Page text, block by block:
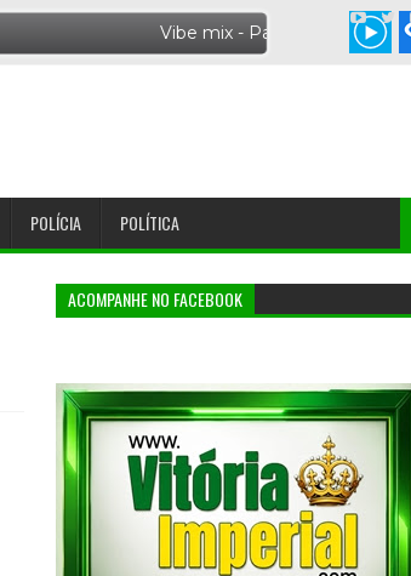
POLÍCIA POLÍTICA
ACOMPANHE NO FACEBOOK